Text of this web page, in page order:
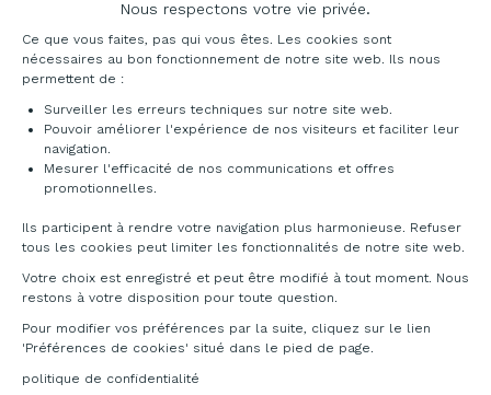
Nous respectons votre vie privée.
Plateforme de Gestion du Consentement :
Ce que vous faites, pas qui vous êtes. Les cookies sont
nécessaires au bon fonctionnement de notre site web. Ils nous
permettent de :
Surveiller les erreurs techniques sur notre site web.
Pouvoir améliorer l'expérience de nos visiteurs et faciliter leur
navigation.
Mesurer l'efficacité de nos communications et offres
promotionnelles.
Ils participent à rendre votre navigation plus harmonieuse. Refuser
tous les cookies peut limiter les fonctionnalités de notre site web.
Votre choix est enregistré et peut être modifié à tout moment. Nous
restons à votre disposition pour toute question.
Pour modifier vos préférences par la suite, cliquez sur le lien
'Préférences de cookies' situé dans le pied de page.
politique de confidentialité
Axeptio consent
LE RAYONNAGE MÉTALLIQUE : UN MEUBLE
DE RANGEMENT RÉSISTANT, DURABLE ET
MODULABLE
Le rayonnage métallique professionnel,
unmeuble de rangement de bureau construit en
acier solide, incarne la robustesse. Il résiste aux
supporte bien l’humidité. Il conserve son aspect et
sa solidité pendant des années sans exiger
d’entretien. Le rayonnage vous permet de garder
vos affaires organisées tout en optimisant
rayonnage modulaire permettent de configurer
l’espace de rangement selon les besoins
spécifiques.